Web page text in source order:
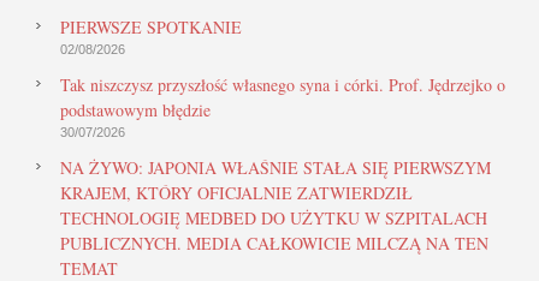
PIERWSZE SPOTKANIE
02/08/2026
Tak niszczysz przyszłość własnego syna i córki. Prof. Jędrzejko o
podstawowym błędzie
30/07/2026
NA ŻYWO: JAPONIA WŁAŚNIE STAŁA SIĘ PIERWSZYM
KRAJEM, KTÓRY OFICJALNIE ZATWIERDZIŁ
TECHNOLOGIĘ MEDBED DO UŻYTKU W SZPITALACH
PUBLICZNYCH. MEDIA CAŁKOWICIE MILCZĄ NA TEN
TEMAT